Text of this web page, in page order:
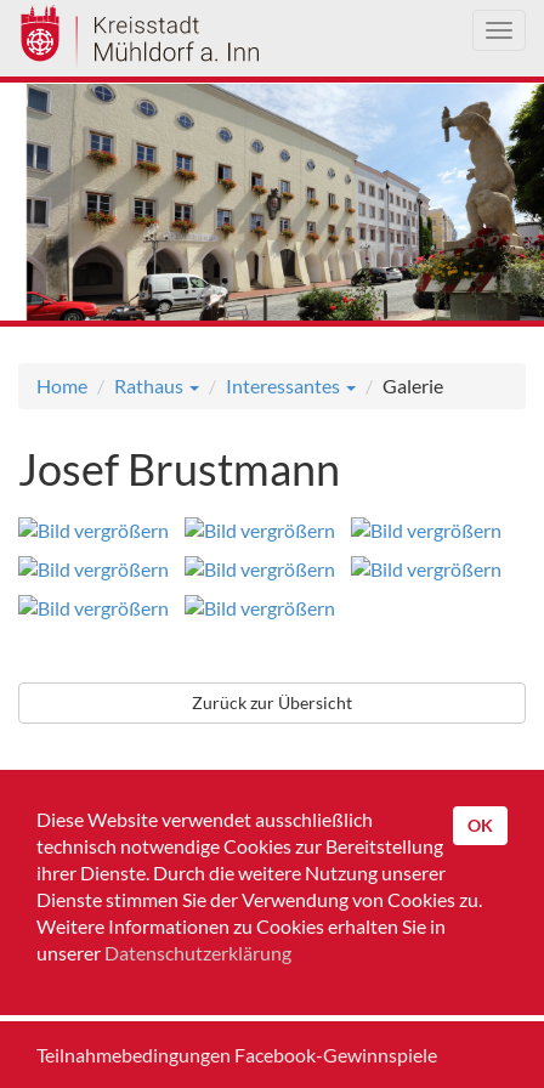
Direkt
zum
Inhalt
Home Rathaus Interessantes Galerie
Josef Brustmann
Zurück zur Übersicht
Home
Impressum
Teilnahmebedingungen Facebook-Gewinnspiele
OK
Diese Website verwendet ausschließlich
technisch notwendige Cookies zur Bereitstellung
ihrer Dienste. Durch die weitere Nutzung unserer
Dienste stimmen Sie der Verwendung von Cookies zu.
Weitere Informationen zu Cookies erhalten Sie in
unserer Datenschutzerklärung